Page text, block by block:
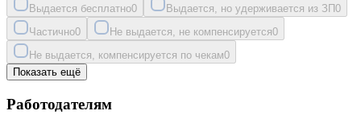
Выдается бесплатно0 Выдается, но удерживается из ЗП0
Частично0 Не выдается, не компенсируется0
Не выдается, компенсируется по чекам0
Показать ещё
Работодателям